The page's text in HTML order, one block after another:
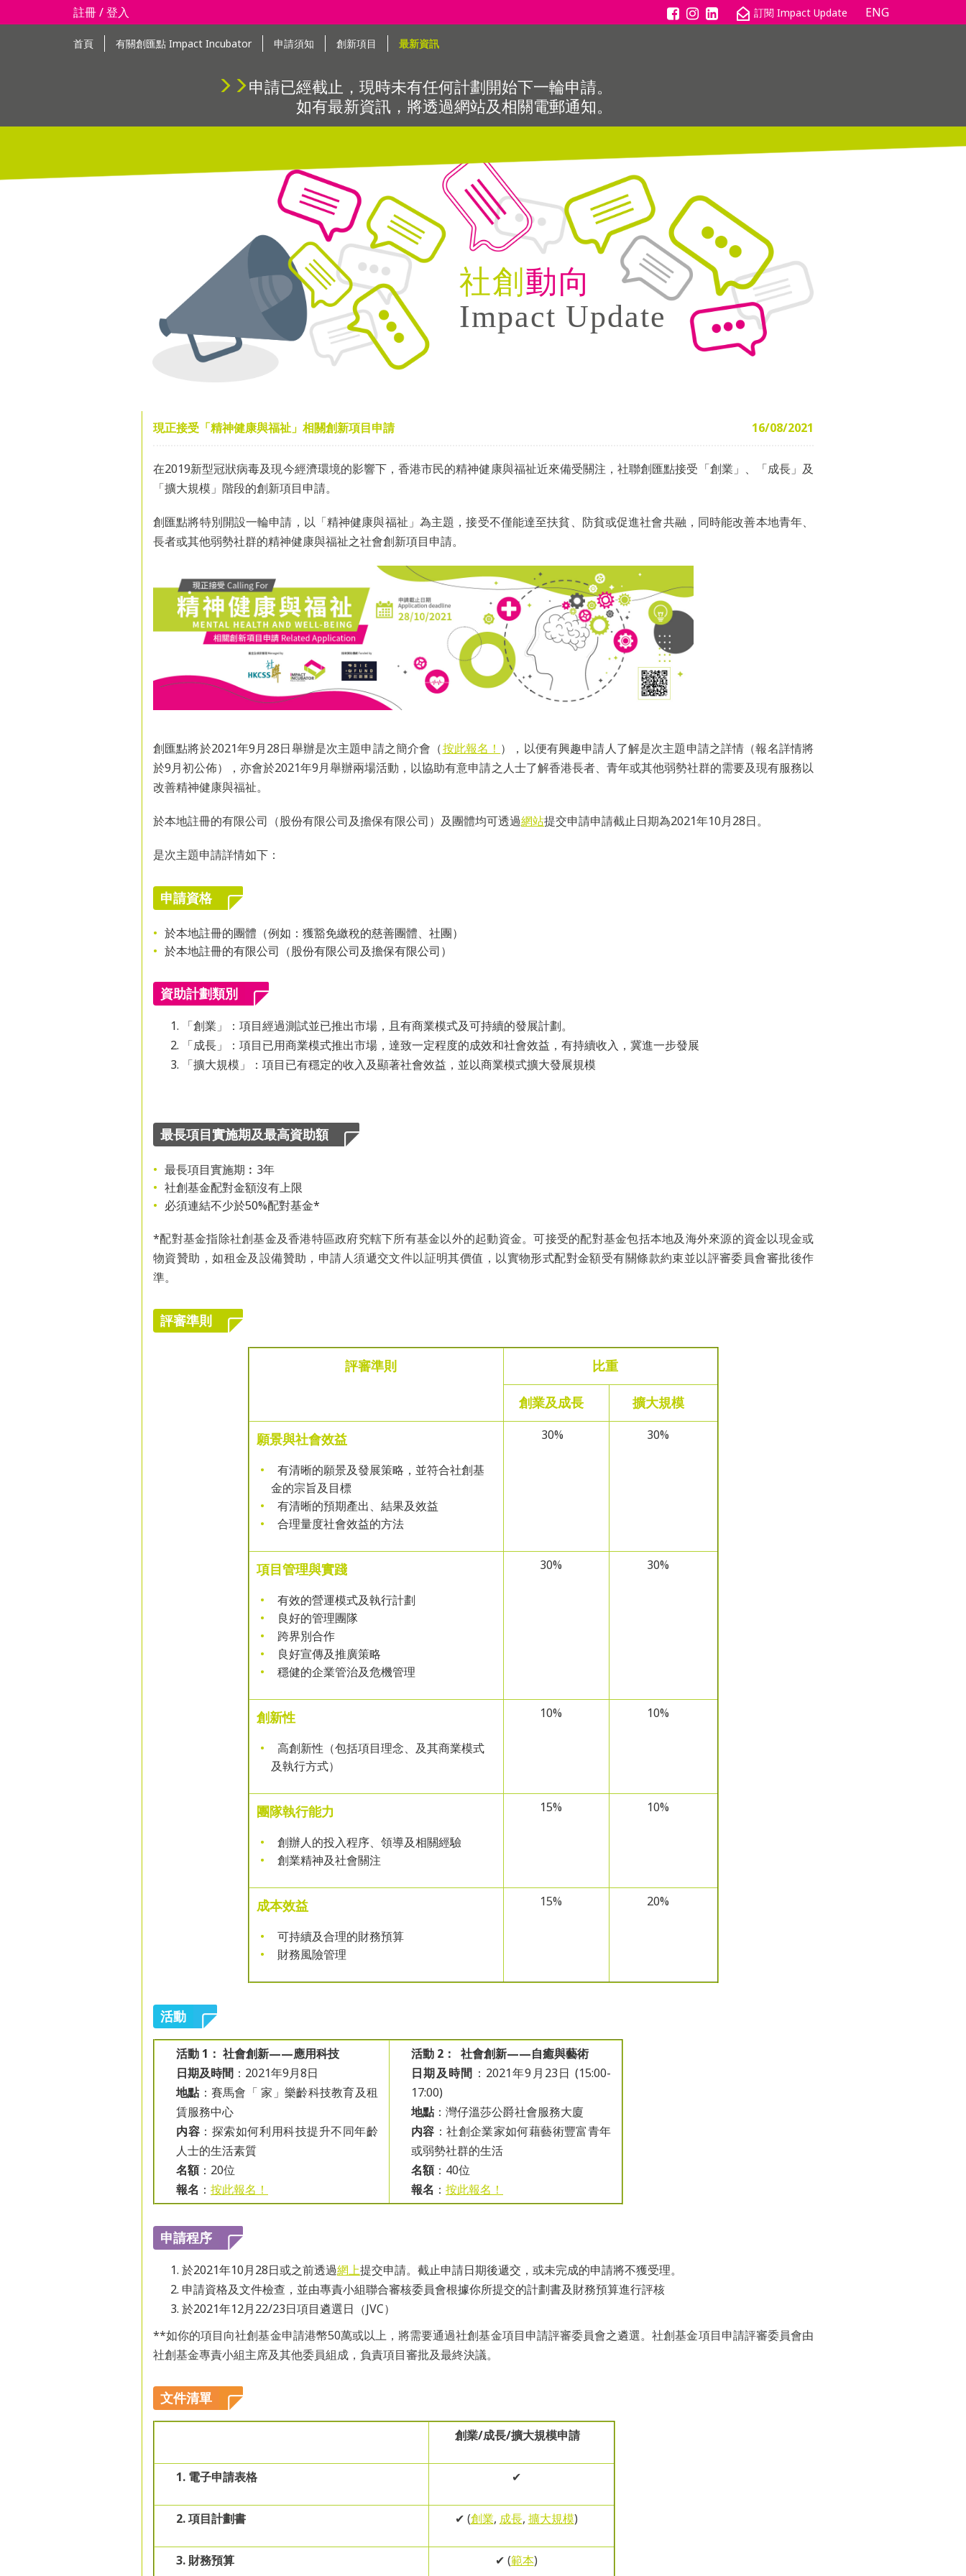
註冊 / 登入 ENG
首頁 有關創匯點 Impact Incubator 申請須知 創新項目 最新資訊
申請已經截止，現時未有任何計劃開始下一輪申請。
如有最新資訊，將透過網站及相關電郵通知。
社創動向
Impact Update
現正接受「精神健康與福祉」相關創新項目申請 16/08/2021
在2019新型冠狀病毒及現今經濟環境的影響下，香港市民的精神健康與福祉近來備受關注，社聯創匯點接受「創業」、「成長」及
「擴大規模」階段的創新項目申請。
創匯點將特別開設一輪申請，以「精神健康與福祉」為主題，接受不僅能達至扶貧、防貧或促進社會共融，同時能改善本地青年、
長者或其他弱勢社群的精神健康與福祉之社會創新項目申請。
創匯點將於2021年9月28日舉辦是次主題申請之簡介會（按此報名！ ），以便有興趣申請人了解是次主題申請之詳情（報名詳情將
於9月初公佈），亦會於2021年9月舉辦兩場活動，以協助有意申請之人士了解香港長者、青年或其他弱勢社群的需要及現有服務以
改善精神健康與福祉。
於本地註冊的有限公司（股份有限公司及擔保有限公司）及團體均可透過網站提交申請申請截止日期為2021年10月28日。
是次主題申請詳情如下：
申請資格
於本地註冊的團體（例如：獲豁免繳稅的慈善團體、社團）
於本地註冊的有限公司（股份有限公司及擔保有限公司）
資助計劃類別
「創業」：項目經過測試並已推出市場，且有商業模式及可持續的發展計劃。
「成長」：項目已用商業模式推出市場，達致一定程度的成效和社會效益，有持續收入，冀進一步發展
「擴大規模」：項目已有穩定的收入及顯著社會效益，並以商業模式擴大發展規模
最長項目實施期及最高資助額
最長項目實施期︰3年
社創基金配對金額沒有上限
必須連結不少於50%配對基金*
*配對基金指除社創基金及香港特區政府究轄下所有基金以外的起動資金。可接受的配對基金包括本地及海外來源的資金以現金或
物資贊助，如租金及設備贊助，申請人須遞交文件以証明其價值，以實物形式配對金額受有關條款約束並以評審委員會審批後作
準。
評審準則
評審準則 比重
創業及成長 擴大規模
願景與社會效益
有清晰的願景及發展策略，並符合社創基
金的宗旨及目標
有清晰的預期產出、結果及效益
合理量度社會效益的方法
30% 30%
項目管理與實踐
有效的營運模式及執行計劃
良好的管理團隊
跨界別合作
良好宣傳及推廣策略
穩健的企業管治及危機管理
30% 30%
創新性
高創新性（包括項目理念、及其商業模式
及執行方式）
10% 10%
團隊執行能力
創辦人的投入程序、領導及相關經驗
創業精神及社會關注
15% 10%
成本效益
可持續及合理的財務預算
財務風險管理
15% 20%
活動
活動 1： 社會創新——應用科技
日期及時間 ：2021年9月8日
地點 ：賽馬會「 家」樂齡科技教育及租
賃服務中心
内容 ：探索如何利用科技提升不同年齡
人士的生活素質
名額：20位
報名 ： 按此報名！
活動 2： 社會創新——自癒與藝術
日期及時間 ：2021年9月23日 (15:00-
17:00)
地點 ：灣仔溫莎公爵社會服務大廈
内容 ：社創企業家如何藉藝術豐富青年
或弱勢社群的生活
名額：40位
報名 ： 按此報名！
申請程序
於2021年10月28日或之前透過網上提交申請。 截止申請日期後遞交，或未完成的申請將不獲受理。
申請資格及文件檢查，並由專責小組聯合審核委員會根據你所提交的計劃書及財務預算進行評核
於2021年12月22/23日項目遴選日（JVC）
**如你的項目向社創基金申請港幣50萬或以上，將需要通過社創基金項目申請評審委員會之遴選。社創基金項目申請評審委員會由
社創基金專責小組主席及其他委員組成，負責項目審批及最終決議。
文件清單
創業/成長/擴大規模申請
1. 電子申請表格 ✔
2. 項目計劃書 ✔ (創業, 成長, 擴大規模)
3. 財務預算 ✔ (範本)